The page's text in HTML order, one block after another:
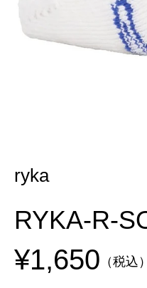
ryka
RYKA-R-
¥1,650 （税込）